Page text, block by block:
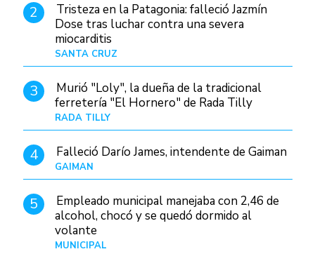
2
Tristeza en la Patagonia: falleció Jazmín
Dose tras luchar contra una severa
miocarditis
SANTA CRUZ
3
Murió "Loly", la dueña de la tradicional
ferretería "El Hornero" de Rada Tilly
RADA TILLY
4 Falleció Darío James, intendente de Gaiman
GAIMAN
5
Empleado municipal manejaba con 2,46 de
alcohol, chocó y se quedó dormido al
volante
MUNICIPAL